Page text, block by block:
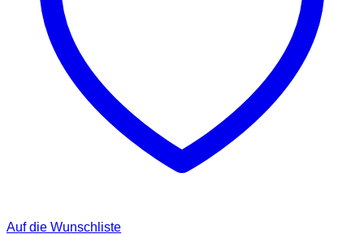
Auf die Wunschliste